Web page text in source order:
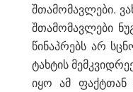
შთამომავლები.
შთამომავლები
წინაპრებს არ
ტახტის
იყო ამ ფაქტთან